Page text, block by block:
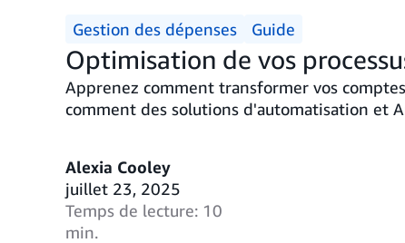
Gestion des dépenses Guide
Optimisation de vos
Apprenez comment transformer vos
comment des solutions d'automatisation et
Alexia Cooley
juillet 23, 2025
Temps de lecture: 10
min.